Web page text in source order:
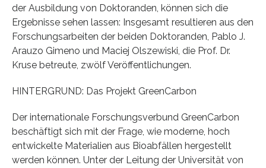
der Ausbildung von Doktoranden, können sich die
Ergebnisse sehen lassen: Insgesamt resultieren aus den
Forschungsarbeiten der beiden Doktoranden, Pablo J.
Arauzo Gimeno und Maciej Olszewiski, die Prof. Dr.
Kruse betreute, zwölf Veröffentlichungen.
HINTERGRUND: Das Projekt GreenCarbon
Der internationale Forschungsverbund GreenCarbon
beschäftigt sich mit der Frage, wie moderne, hoch
entwickelte Materialien aus Bioabfällen hergestellt
werden können. Unter der Leitung der Universität von